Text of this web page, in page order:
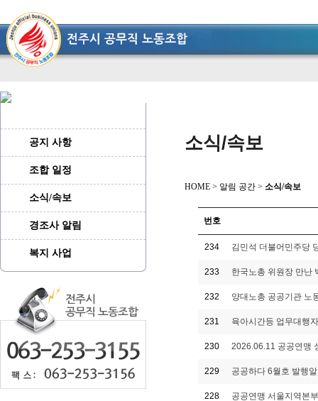
소식/속보
HOME > 알림 공간 > 소식/속보
번호
234 김민석 더불어민주당
233 한국노총 위원장 만난
232 양대노총 공공기관 노
231 육아시간등 업무대행
230 2026.06.11 공공연맹
229 공공하다 6월호 발행
228 공공연맹 서울지역본
공지 사항
조합 일정
소식/속보
경조사 알림
복지 사업